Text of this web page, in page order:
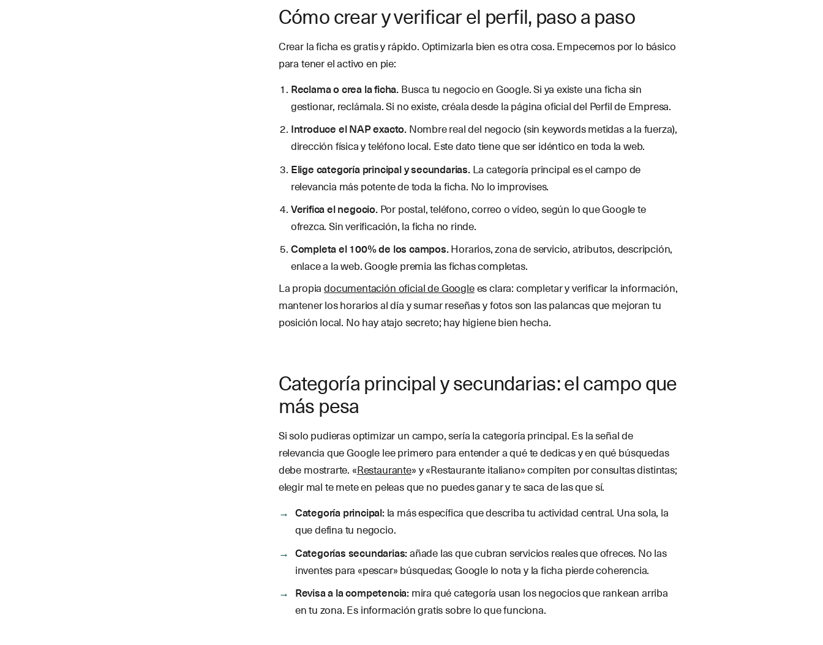
Cómo crear y verificar el perfil, paso a paso
Crear la ficha es gratis y rápido. Optimizarla bien es otra cosa. Empecemos por lo básico
para tener el activo en pie:
Reclama o crea la ficha.Busca tu negocio en Google. Si ya existe una ficha sin
gestionar, reclámala. Si no existe, créala desde la página oficial del Perfil de Empresa.
Introduce el NAP exacto.Nombre real del negocio (sin keywords metidas a la fuerza),
dirección física y teléfono local. Este dato tiene que ser idéntico en toda la web.
Elige categoría principal y secundarias.La categoría principal es el campo de
relevancia más potente de toda la ficha. No lo improvises.
Verifica el negocio.Por postal, teléfono, correo o vídeo, según lo que Google te
ofrezca. Sin verificación, la ficha no rinde.
Completa el 100% de los campos.Horarios, zona de servicio, atributos, descripción,
enlace a la web. Google premia las fichas completas.
La propiadocumentación oficial de Googlees clara: completar y verificar la información,
mantener los horarios al día y sumar reseñas y fotos son las palancas que mejoran tu
posición local. No hay atajo secreto; hay higiene bien hecha.
Categoría principal y secundarias: el campo que
más pesa
Si solo pudieras optimizar un campo, sería la categoría principal. Es la señal de
relevancia que Google lee primero para entender a qué te dedicas y en qué búsquedas
debe mostrarte. «Restaurante» y «Restaurante italiano» compiten por consultas distintas;
elegir mal te mete en peleas que no puedes ganar y te saca de las que sí.
Categoría principal:la más específica que describa tu actividad central. Una sola, la
que defina tu negocio.
Categorías secundarias:añade las que cubran servicios reales que ofreces. No las
inventes para «pescar» búsquedas; Google lo nota y la ficha pierde coherencia.
Revisa a la competencia:mira qué categoría usan los negocios que rankean arriba
en tu zona. Es información gratis sobre lo que funciona.